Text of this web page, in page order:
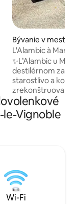
Bývanie v meste
Vignoble
L'Alambic à Martial
✨L’Alambic u Martiala✨ Vitajte
destilérnom
starostlivo a
zrekonštruované,
očarujúci a
Budete bývať v
dome, ktorý
turistických
výnimočný
vodopády a
Vignoble
Wi-Fi